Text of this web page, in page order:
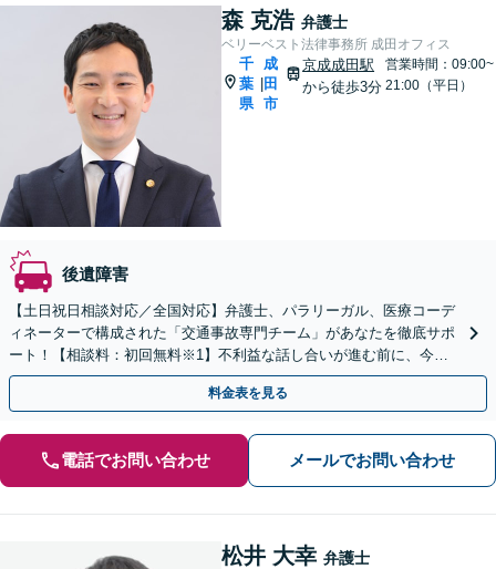
森 克浩 弁護士
ベリーベスト法律事務所 成田オフィス
千
葉
県
成
田
市
京成成田駅
から徒歩3分
営業時間：09:00~
21:00（平日）
後遺障害
【土日祝日相談対応／全国対応】弁護士、パラリーガル、医療コーデ
ィネーターで構成された「交通事故専門チーム」があなたを徹底サポ
ート！【相談料：初回無料※1】不利益な話し合いが進む前に、今す
ぐ相談！
料金表を見る
電話でお問い合わせ メールでお問い合わせ
松井 大幸 弁護士